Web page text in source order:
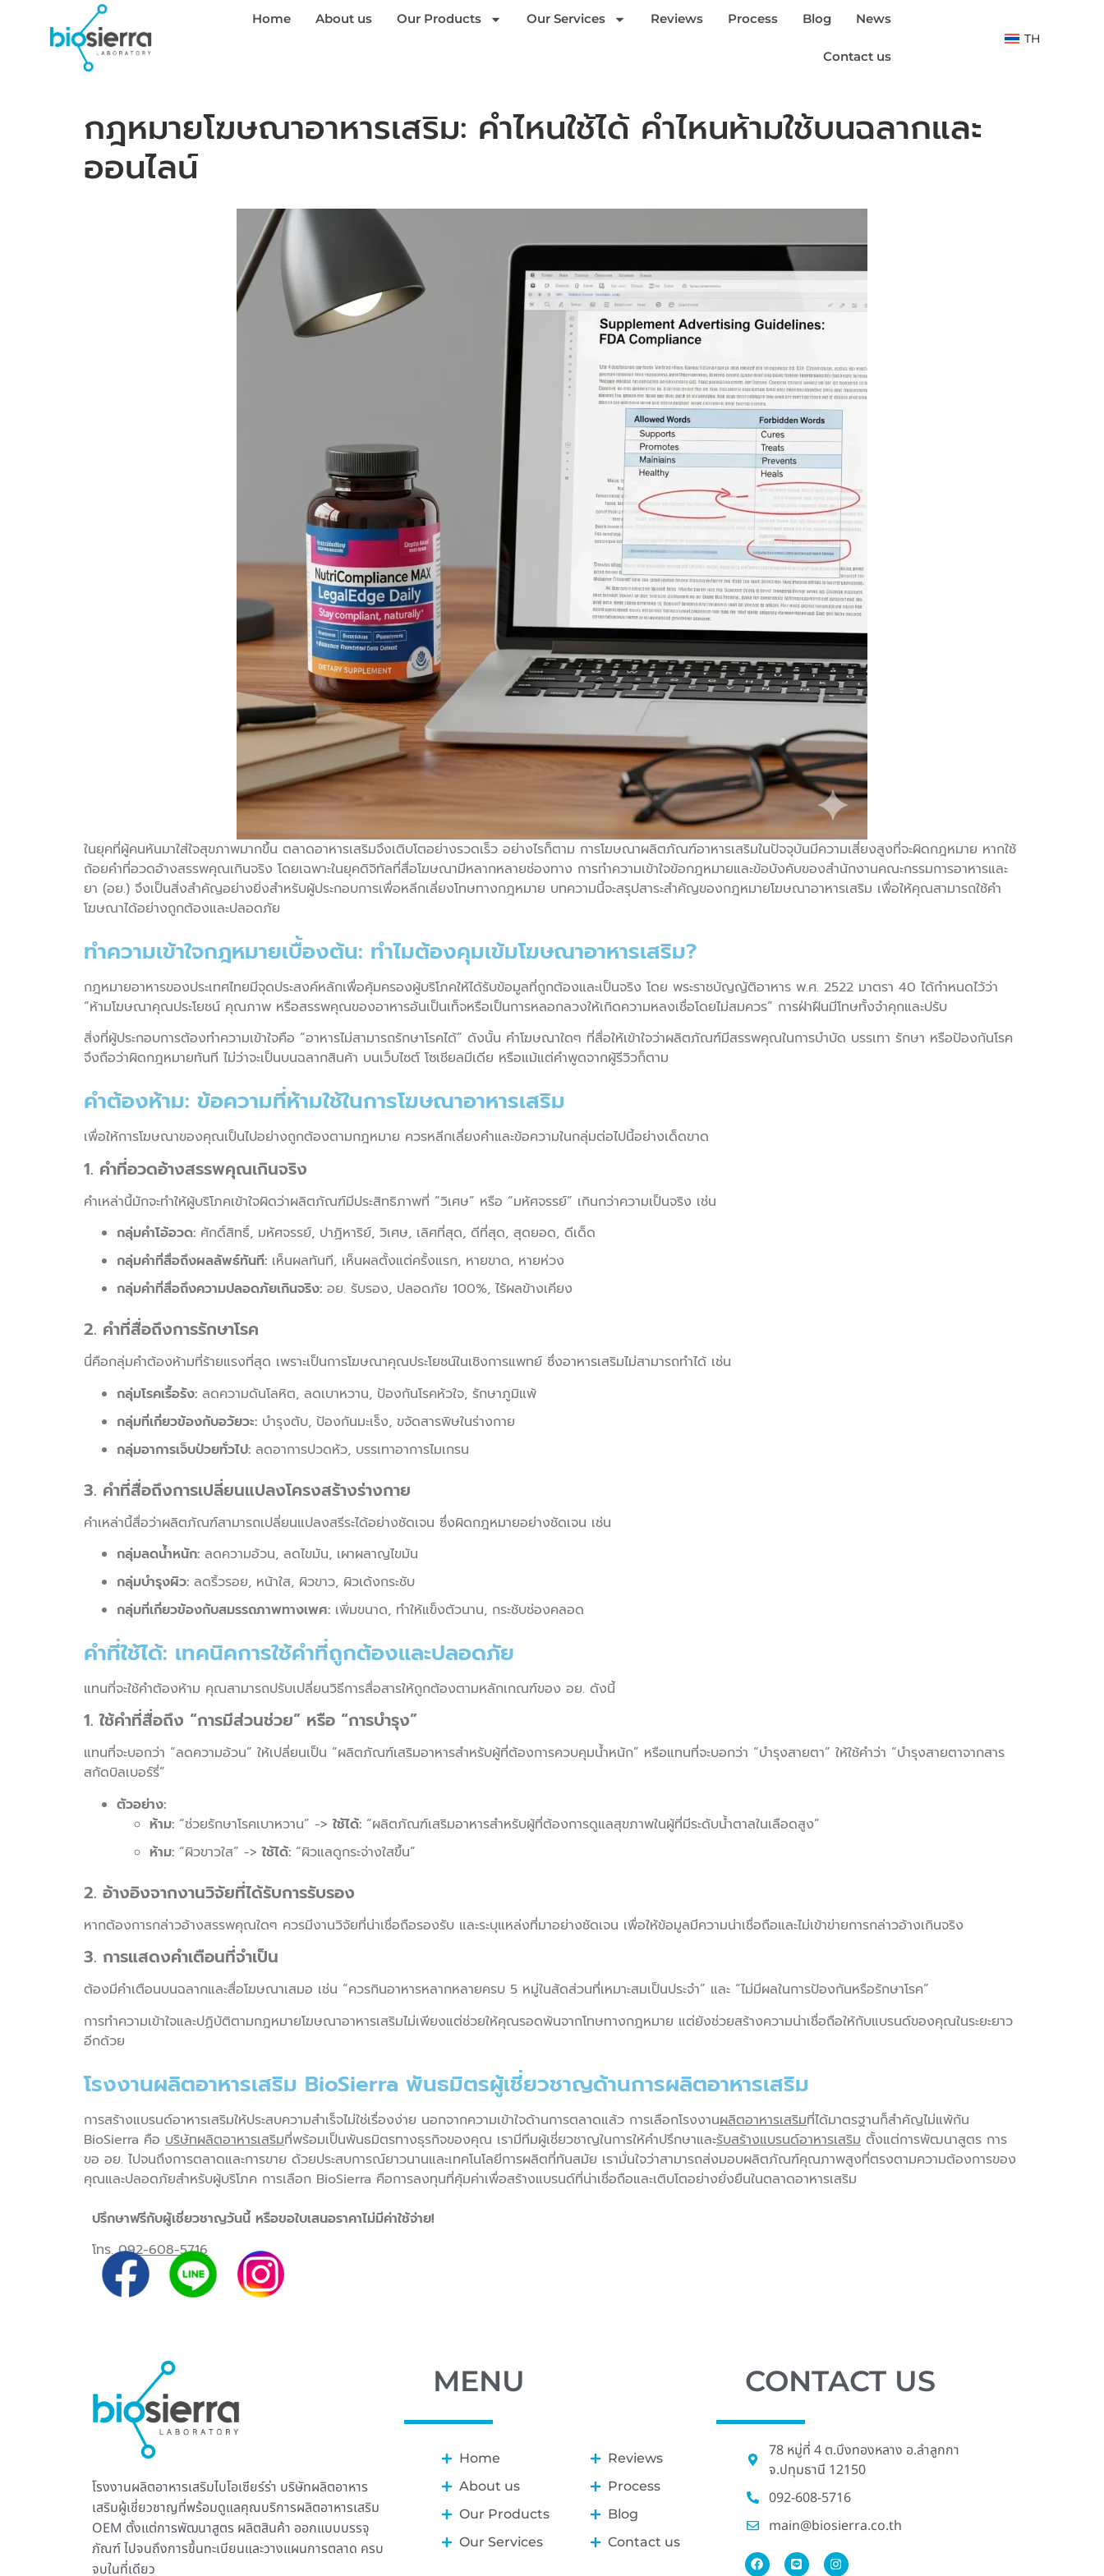
Home About us Our Products Our Services Reviews Process Blog News
Contact us
TH
กฎหมายโฆษณาอาหารเสริม: คำไหนใช้ได้ คำไหนห้ามใช้บนฉลากและ
ออนไลน์
ในยุคที่ผู้คนหันมาใส่ใจสุขภาพมากขึ้น ตลาดอาหารเสริมจึงเติบโตอย่างรวดเร็ว อย่างไรก็ตาม การโฆษณาผลิตภัณฑ์อาหารเสริมในปัจจุบันมีความเสี่ยงสูงที่จะผิดกฎหมาย หากใช้
ถ้อยคำที่อวดอ้างสรรพคุณเกินจริง โดยเฉพาะในยุคดิจิทัลที่สื่อโฆษณามีหลากหลายช่องทาง การทำความเข้าใจข้อกฎหมายและข้อบังคับของสำนักงานคณะกรรมการอาหารและ
ยา (อย.) จึงเป็นสิ่งสำคัญอย่างยิ่งสำหรับผู้ประกอบการเพื่อหลีกเลี่ยงโทษทางกฎหมาย บทความนี้จะสรุปสาระสำคัญของกฎหมายโฆษณาอาหารเสริม เพื่อให้คุณสามารถใช้คำ
โฆษณาได้อย่างถูกต้องและปลอดภัย
ทำความเข้าใจกฎหมายเบื้องต้น: ทำไมต้องคุมเข้มโฆษณาอาหารเสริม?
กฎหมายอาหารของประเทศไทยมีจุดประสงค์หลักเพื่อคุ้มครองผู้บริโภคให้ได้รับข้อมูลที่ถูกต้องและเป็นจริง โดย พระราชบัญญัติอาหาร พ.ศ. 2522 มาตรา 40 ได้กำหนดไว้ว่า
“ห้ามโฆษณาคุณประโยชน์ คุณภาพ หรือสรรพคุณของอาหารอันเป็นเท็จหรือเป็นการหลอกลวงให้เกิดความหลงเชื่อโดยไม่สมควร” การฝ่าฝืนมีโทษทั้งจำคุกและปรับ
สิ่งที่ผู้ประกอบการต้องทำความเข้าใจคือ “อาหารไม่สามารถรักษาโรคได้” ดังนั้น คำโฆษณาใดๆ ที่สื่อให้เข้าใจว่าผลิตภัณฑ์มีสรรพคุณในการบำบัด บรรเทา รักษา หรือป้องกันโรค
จึงถือว่าผิดกฎหมายทันที ไม่ว่าจะเป็นบนฉลากสินค้า บนเว็บไซต์ โซเชียลมีเดีย หรือแม้แต่คำพูดจากผู้รีวิวก็ตาม
คำต้องห้าม: ข้อความที่ห้ามใช้ในการโฆษณาอาหารเสริม
เพื่อให้การโฆษณาของคุณเป็นไปอย่างถูกต้องตามกฎหมาย ควรหลีกเลี่ยงคำและข้อความในกลุ่มต่อไปนี้อย่างเด็ดขาด
1. คำที่อวดอ้างสรรพคุณเกินจริง
คำเหล่านี้มักจะทำให้ผู้บริโภคเข้าใจผิดว่าผลิตภัณฑ์มีประสิทธิภาพที่ “วิเศษ” หรือ “มหัศจรรย์” เกินกว่าความเป็นจริง เช่น
กลุ่มคำโอ้อวด: ศักดิ์สิทธิ์, มหัศจรรย์, ปาฏิหาริย์, วิเศษ, เลิศที่สุด, ดีที่สุด, สุดยอด, ดีเด็ด
กลุ่มคำที่สื่อถึงผลลัพธ์ทันที: เห็นผลทันที, เห็นผลตั้งแต่ครั้งแรก, หายขาด, หายห่วง
กลุ่มคำที่สื่อถึงความปลอดภัยเกินจริง: อย. รับรอง, ปลอดภัย 100%, ไร้ผลข้างเคียง
2. คำที่สื่อถึงการรักษาโรค
นี่คือกลุ่มคำต้องห้ามที่ร้ายแรงที่สุด เพราะเป็นการโฆษณาคุณประโยชน์ในเชิงการแพทย์ ซึ่งอาหารเสริมไม่สามารถทำได้ เช่น
กลุ่มโรคเรื้อรัง: ลดความดันโลหิต, ลดเบาหวาน, ป้องกันโรคหัวใจ, รักษาภูมิแพ้
กลุ่มที่เกี่ยวข้องกับอวัยวะ: บำรุงตับ, ป้องกันมะเร็ง, ขจัดสารพิษในร่างกาย
กลุ่มอาการเจ็บป่วยทั่วไป: ลดอาการปวดหัว, บรรเทาอาการไมเกรน
3. คำที่สื่อถึงการเปลี่ยนแปลงโครงสร้างร่างกาย
คำเหล่านี้สื่อว่าผลิตภัณฑ์สามารถเปลี่ยนแปลงสรีระได้อย่างชัดเจน ซึ่งผิดกฎหมายอย่างชัดเจน เช่น
กลุ่มลดน้ำหนัก: ลดความอ้วน, ลดไขมัน, เผาผลาญไขมัน
กลุ่มบำรุงผิว: ลดริ้วรอย, หน้าใส, ผิวขาว, ผิวเด้งกระชับ
กลุ่มที่เกี่ยวข้องกับสมรรถภาพทางเพศ: เพิ่มขนาด, ทำให้แข็งตัวนาน, กระชับช่องคลอด
คำที่ใช้ได้: เทคนิคการใช้คำที่ถูกต้องและปลอดภัย
แทนที่จะใช้คำต้องห้าม คุณสามารถปรับเปลี่ยนวิธีการสื่อสารให้ถูกต้องตามหลักเกณฑ์ของ อย. ดังนี้
1. ใช้คำที่สื่อถึง “การมีส่วนช่วย” หรือ “การบำรุง”
แทนที่จะบอกว่า “ลดความอ้วน” ให้เปลี่ยนเป็น “ผลิตภัณฑ์เสริมอาหารสำหรับผู้ที่ต้องการควบคุมน้ำหนัก” หรือแทนที่จะบอกว่า “บำรุงสายตา” ให้ใช้คำว่า “บำรุงสายตาจากสาร
สกัดบิลเบอร์รี่”
ตัวอย่าง:
ห้าม: “ช่วยรักษาโรคเบาหวาน” ->ใช้ได้: “ผลิตภัณฑ์เสริมอาหารสำหรับผู้ที่ต้องการดูแลสุขภาพในผู้ที่มีระดับน้ำตาลในเลือดสูง”
ห้าม: “ผิวขาวใส” ->ใช้ได้: “ผิวแลดูกระจ่างใสขึ้น”
2. อ้างอิงจากงานวิจัยที่ได้รับการรับรอง
หากต้องการกล่าวอ้างสรรพคุณใดๆ ควรมีงานวิจัยที่น่าเชื่อถือรองรับ และระบุแหล่งที่มาอย่างชัดเจน เพื่อให้ข้อมูลมีความน่าเชื่อถือและไม่เข้าข่ายการกล่าวอ้างเกินจริง
3. การแสดงคำเตือนที่จำเป็น
ต้องมีคำเตือนบนฉลากและสื่อโฆษณาเสมอ เช่น “ควรกินอาหารหลากหลายครบ 5 หมู่ในสัดส่วนที่เหมาะสมเป็นประจำ” และ “ไม่มีผลในการป้องกันหรือรักษาโรค”
การทำความเข้าใจและปฏิบัติตามกฎหมายโฆษณาอาหารเสริมไม่เพียงแต่ช่วยให้คุณรอดพ้นจากโทษทางกฎหมาย แต่ยังช่วยสร้างความน่าเชื่อถือให้กับแบรนด์ของคุณในระยะยาว
อีกด้วย
โรงงานผลิตอาหารเสริม BioSierra พันธมิตรผู้เชี่ยวชาญด้านการผลิตอาหารเสริม
การสร้างแบรนด์อาหารเสริมให้ประสบความสำเร็จไม่ใช่เรื่องง่าย นอกจากความเข้าใจด้านการตลาดแล้ว การเลือกโรงงานผลิตอาหารเสริมที่ได้มาตรฐานก็สำคัญไม่แพ้กัน
BioSierra คือ บริษัทผลิตอาหารเสริมที่พร้อมเป็นพันธมิตรทางธุรกิจของคุณ เรามีทีมผู้เชี่ยวชาญในการให้คำปรึกษาและรับสร้างแบรนด์อาหารเสริม ตั้งแต่การพัฒนาสูตร การ
ขอ อย. ไปจนถึงการตลาดและการขาย ด้วยประสบการณ์ยาวนานและเทคโนโลยีการผลิตที่ทันสมัย เรามั่นใจว่าสามารถส่งมอบผลิตภัณฑ์คุณภาพสูงที่ตรงตามความต้องการของ
คุณและปลอดภัยสำหรับผู้บริโภค การเลือก BioSierra คือการลงทุนที่คุ้มค่าเพื่อสร้างแบรนด์ที่น่าเชื่อถือและเติบโตอย่างยั่งยืนในตลาดอาหารเสริม
ปรึกษาฟรีกับผู้เชี่ยวชาญวันนี้ หรือขอใบเสนอราคาไม่มีค่าใช้จ่าย!
โทร.092-608-5716
โรงงานผลิตอาหารเสริมไบโอเซียร์ร่า บริษัทผลิตอาหาร
เสริมผู้เชี่ยวชาญที่พร้อมดูแลคุณบริการผลิตอาหารเสริม
OEM ตั้งแต่การพัฒนาสูตร ผลิตสินค้า ออกแบบบรรจุ
ภัณฑ์ ไปจนถึงการขึ้นทะเบียนและวางแผนการตลาด ครบ
จบในที่เดียว
MENU
Home
About us
Our Products
Our Services
Reviews
Process
Blog
Contact us
CONTACT US
78 หมู่ที่ 4 ต.บึงทองหลาง อ.ลําลูกกา
จ.ปทุมธานี 12150
092-608-5716
main@biosierra.co.th